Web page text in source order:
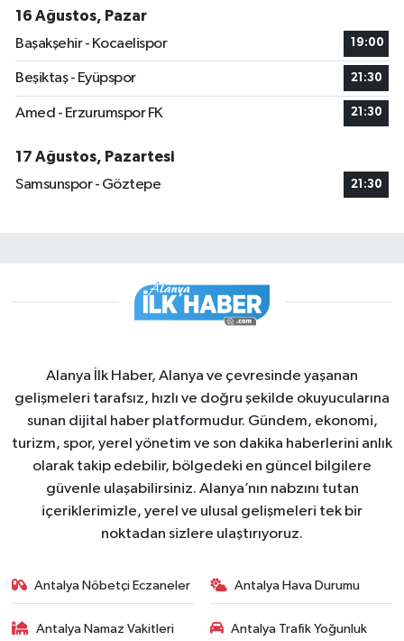
16 Ağustos, Pazar
Başakşehir - Kocaelispor
19:00
Beşiktaş - Eyüpspor 21:30
Amed - Erzurumspor FK 21:30
17 Ağustos, Pazartesi
Samsunspor - Göztepe
21:30
Alanya İlk Haber, Alanya ve çevresinde yaşanan
gelişmeleri tarafsız, hızlı ve doğru şekilde okuyucularına
sunan dijital haber platformudur. Gündem, ekonomi,
turizm, spor, yerel yönetim ve son dakika haberlerini anlık
olarak takip edebilir, bölgedeki en güncel bilgilere
güvenle ulaşabilirsiniz. Alanya’nın nabzını tutan
içeriklerimizle, yerel ve ulusal gelişmeleri tek bir
noktadan sizlere ulaştırıyoruz.
Antalya Nöbetçi Eczaneler Antalya Hava Durumu
Antalya Namaz Vakitleri
Antalya Trafik Yoğunluk